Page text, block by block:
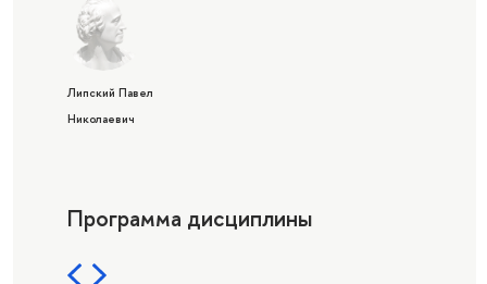
Липский Павел
Николаевич
Программа дисциплины